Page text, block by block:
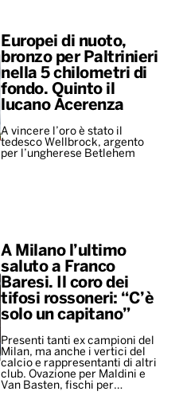
Europei di nuoto,
bronzo per Paltrinieri
nella 5 chilometri di
fondo. Quinto il
lucano Acerenza
A vincere l’oro è stato il
tedesco Wellbrock, argento
per l’ungherese Betlehem
A Milano l’ultimo
saluto a Franco
Baresi. Il coro dei
tifosi rossoneri: “C’è
solo un capitano”
Presenti tanti ex campioni del
Milan, ma anche i vertici del
calcio e rappresentanti di altri
club. Ovazione per Maldini e
Van Basten, fischi per…